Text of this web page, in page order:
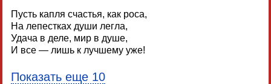
Пусть капля счастья, как роса,
На лепестках души легла,
Удача в деле, мир в душе,
И все — лишь к лучшему уже!
Показать еще 10